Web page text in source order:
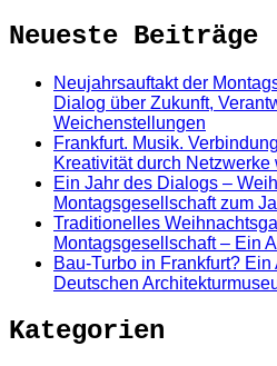
Neueste Beiträge
Neujahrsauftakt der
Dialog über Zukunft,
Weichenstellungen
Frankfurt. Musik.
Kreativität durch Netzwerke
Ein Jahr des Dialogs –
Montagsgesellschaft zum
Traditionelles
Montagsgesellschaft – Ein
Bau-Turbo in Frankfurt?
Deutschen
Kategorien